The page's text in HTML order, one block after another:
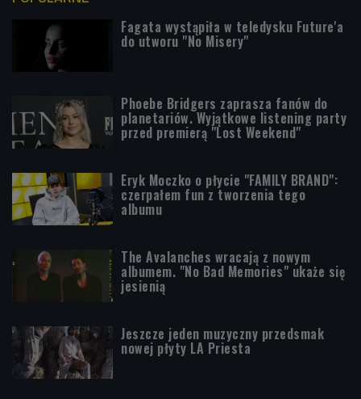
Fagata wystąpiła w teledysku Future'a
do utworu "No Misery"
Phoebe Bridgers zaprasza fanów do
planetariów. Wyjątkowe listening party
przed premierą "Lost Weekend"
Eryk Moczko o płycie "FAMILY BRAND":
czerpałem fun z tworzenia tego
albumu
The Avalanches wracają z nowym
albumem. "No Bad Memories" ukaże się
jesienią
Jeszcze jeden muzyczny przedsmak
nowej płyty LA Priesta